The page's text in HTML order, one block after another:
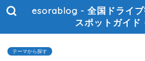
esorablog - 全国ドライブ
スポットガイド
テーマから探す